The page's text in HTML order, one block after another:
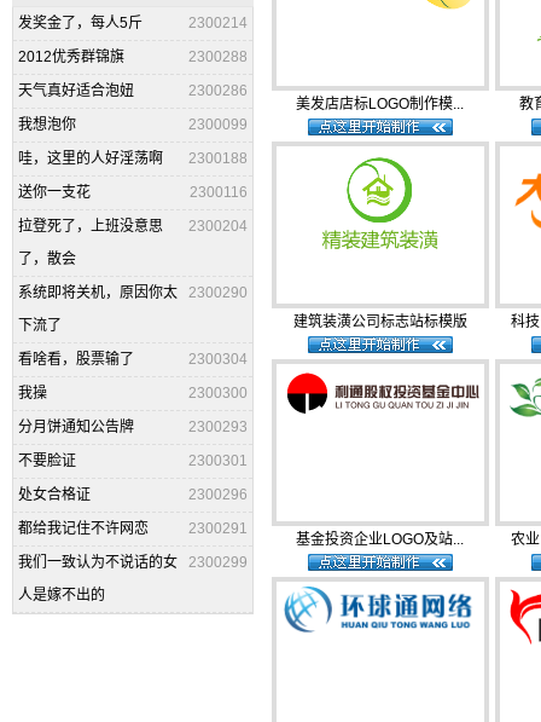
2300214
发奖金了，每人5斤
2300288
2012优秀群锦旗
2300286
天气真好适合泡妞
2300099
我想泡你
2300188
哇，这里的人好淫荡啊
2300116
送你一支花
2300204
拉登死了，上班没意思
了，散会
2300290
系统即将关机，原因你太
下流了
2300304
看啥看，股票输了
2300300
我操
2300293
分月饼通知公告牌
2300301
不要脸证
2300296
处女合格证
2300291
都给我记住不许网恋
2300299
我们一致认为不说话的女
人是嫁不出的
美发店店标LOGO制作模... 教
建筑装潢公司标志站标模版 科
基金投资企业LOGO及站... 农